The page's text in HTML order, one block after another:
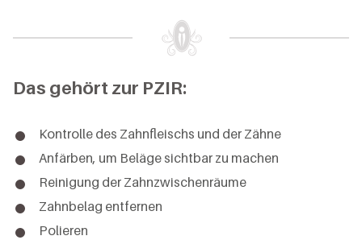
Das gehört zur PZIR:
Kontrolle des Zahnfleischs und der Zähne
Anfärben, um Beläge sichtbar zu machen
Reinigung der Zahnzwischenräume
Zahnbelag entfernen
Polieren